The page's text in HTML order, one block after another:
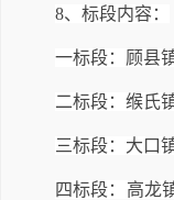
8、标段内容：
一标段：顾县
二标段：缑氏
三标段：大口
四标段：高龙